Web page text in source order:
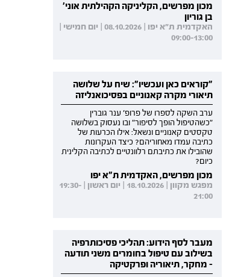
מכון מפרשים, הקליניקה הקהילתית אוני'
בן גוריון
האקדמית ת"א יפו | 08.10.2026 | יום חמישי |
09:00-13:00
"קוראים כאן ועכשיו": שיח על שלושה
תיאורי מקרה קאנוניים בפסיכואנליזה
ערב השקה לספרו של פרופ' ענר גוברין
"כשהטיפול הופך לסיפור" ובו נעסוק בשלושה
טקסטים קאנוניים ונשאל: אילו הכרעות של
כתיבה עמדו מאחוריהם? כיצד העקרונות
שהובילו את כתיבתם רלוונטיים לכתיבה הקלינית
כיום?
מכון מפרשים, האקדמית ת"א יפו
מפגש מקוון | 18.10.2026 | יום ראשון | 19:30-
21:00
מעבר לסף הידוע: תהליכי פסיכותרפיה
בשילוב עם טיפול בחומרים משני תודעה
- מחקר, תיאוריה ופרקטיקה